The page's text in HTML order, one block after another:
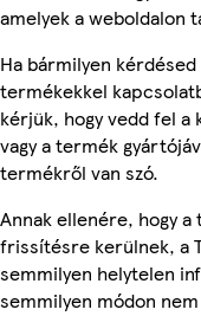
amelyek a weboldalon
Ha bármilyen kérdésed
termékekkel
kérjük, hogy vedd fel a
vagy a termék
termékről van szó.
Annak ellenére, hogy
frissítésre kerülnek, a
semmilyen helytelen
semmilyen módon